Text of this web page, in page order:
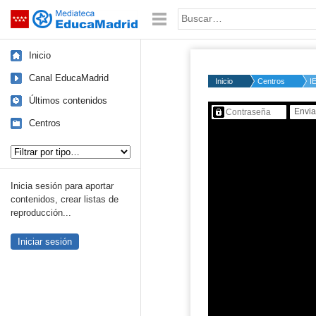
Saltar navegación Palabra o frase:
Inicio
Canal EducaMadrid
Últimos contenidos
Centros
Inicia sesión para aportar
contenidos, crear listas de
reproducción...
Iniciar sesión
Inicio Centros
Contenido protegido…